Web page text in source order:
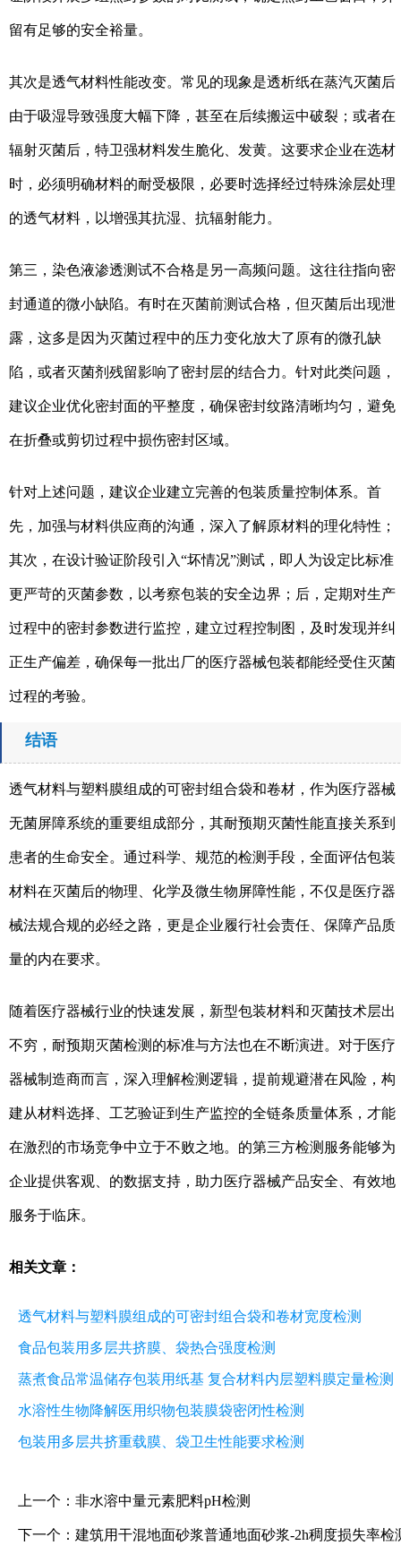
留有足够的安全裕量。
其次是透气材料性能改变。常见的现象是透析纸在蒸汽灭菌后
由于吸湿导致强度大幅下降，甚至在后续搬运中破裂；或者在
辐射灭菌后，特卫强材料发生脆化、发黄。这要求企业在选材
时，必须明确材料的耐受极限，必要时选择经过特殊涂层处理
的透气材料，以增强其抗湿、抗辐射能力。
第三，染色液渗透测试不合格是另一高频问题。这往往指向密
封通道的微小缺陷。有时在灭菌前测试合格，但灭菌后出现泄
露，这多是因为灭菌过程中的压力变化放大了原有的微孔缺
陷，或者灭菌剂残留影响了密封层的结合力。针对此类问题，
建议企业优化密封面的平整度，确保密封纹路清晰均匀，避免
在折叠或剪切过程中损伤密封区域。
针对上述问题，建议企业建立完善的包装质量控制体系。首
先，加强与材料供应商的沟通，深入了解原材料的理化特性；
其次，在设计验证阶段引入“坏情况”测试，即人为设定比标准
更严苛的灭菌参数，以考察包装的安全边界；后，定期对生产
过程中的密封参数进行监控，建立过程控制图，及时发现并纠
正生产偏差，确保每一批出厂的医疗器械包装都能经受住灭菌
过程的考验。
结语
透气材料与塑料膜组成的可密封组合袋和卷材，作为医疗器械
无菌屏障系统的重要组成部分，其耐预期灭菌性能直接关系到
患者的生命安全。通过科学、规范的检测手段，全面评估包装
材料在灭菌后的物理、化学及微生物屏障性能，不仅是医疗器
械法规合规的必经之路，更是企业履行社会责任、保障产品质
量的内在要求。
随着医疗器械行业的快速发展，新型包装材料和灭菌技术层出
不穷，耐预期灭菌检测的标准与方法也在不断演进。对于医疗
器械制造商而言，深入理解检测逻辑，提前规避潜在风险，构
建从材料选择、工艺验证到生产监控的全链条质量体系，才能
在激烈的市场竞争中立于不败之地。的第三方检测服务能够为
企业提供客观、的数据支持，助力医疗器械产品安全、有效地
服务于临床。
相关文章：
透气材料与塑料膜组成的可密封组合袋和卷材宽度检测
食品包装用多层共挤膜、袋热合强度检测
蒸煮食品常温储存包装用纸基 复合材料内层塑料膜定量检测
水溶性生物降解医用织物包装膜袋密闭性检测
包装用多层共挤重载膜、袋卫生性能要求检测
上一个： 非水溶中量元素肥料pH检测
下一个： 建筑用干混地面砂浆普通地面砂浆-2h稠度损失率检